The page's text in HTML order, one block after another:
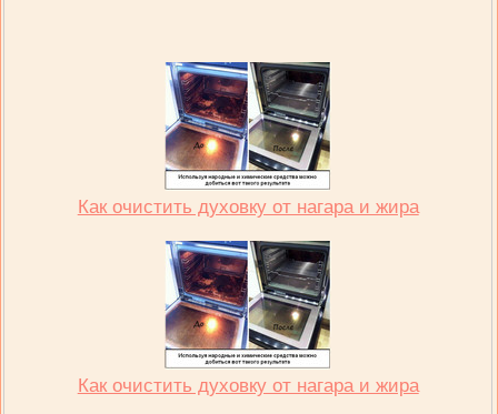
Как очистить духовку от нагара и жира
Как очистить духовку от нагара и жира